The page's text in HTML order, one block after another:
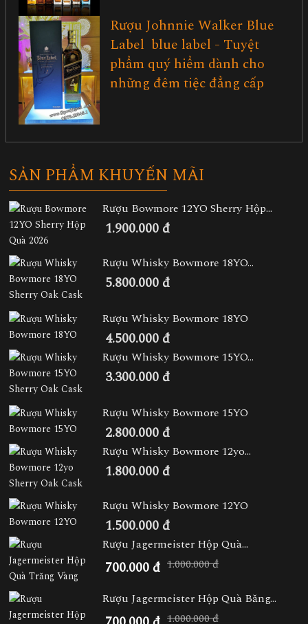
Rượu Johnnie Walker Blue
Label blue label - Tuyệt
phẩm quý hiểm dành cho
những đêm tiệc đẳng cấp
SẢN PHẨM KHUYẾN MÃI
Rượu Bowmore 12YO Sherry Hộp...
1.900.000 đ
Rượu Whisky Bowmore 18YO...
5.800.000 đ
Rượu Whisky Bowmore 18YO
4.500.000 đ
Rượu Whisky Bowmore 15YO...
3.300.000 đ
Rượu Whisky Bowmore 15YO
2.800.000 đ
Rượu Whisky Bowmore 12yo...
1.800.000 đ
Rượu Whisky Bowmore 12YO
1.500.000 đ
Rượu Jagermeister Hộp Quà...
700.000 đ 1.000.000 đ
Rượu Jagermeister Hộp Quà Băng...
1.000.000 đ